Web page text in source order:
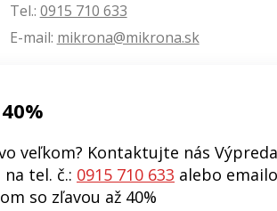
Tel.: 0915 710 633
E-mail: mikrona@mikrona.sk
veľkom? Kontaktujte nás
tel. č.: 0915 710 633 alebo
so zľavou až 40%